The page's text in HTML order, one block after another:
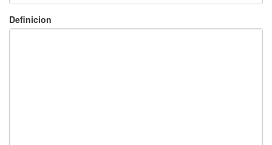
Definicion